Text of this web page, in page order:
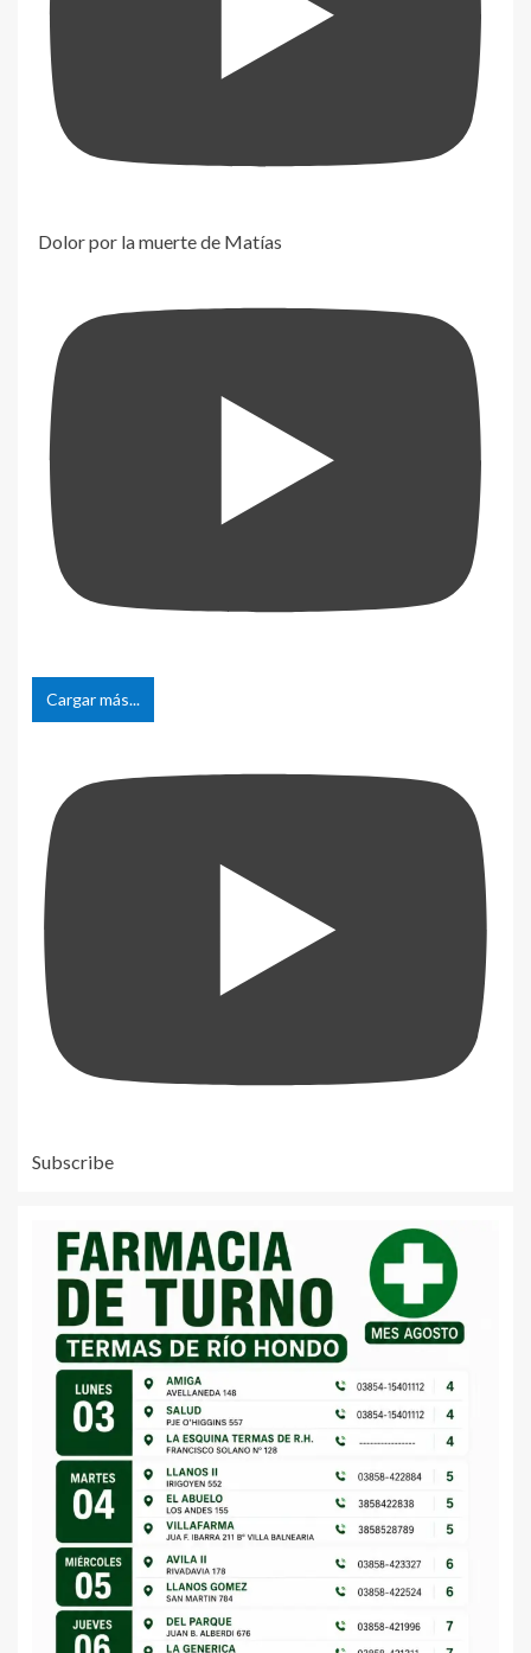
Dolor por la muerte de Matías
Cargar más...
Subscribe